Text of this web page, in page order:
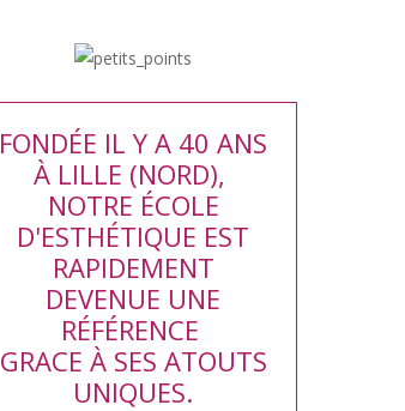
FONDÉE IL Y A 40 ANS
À LILLE (NORD),
NOTRE ÉCOLE
D'ESTHÉTIQUE EST
RAPIDEMENT
DEVENUE UNE
RÉFÉRENCE
GRACE À SES ATOUTS
UNIQUES.